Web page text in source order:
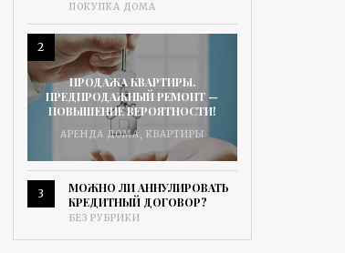
ПОКУПКА ДОМА
2
ПРОДАЖА КВАРТИРЫ.
ПРЕДПРОДАЖНЫЙ РЕМОНТ —
ПОВЫШЕНИЕ ВЕРОЯТНОСТИ!
АРЕНДА ДОМА, КВАРТИРЫ
3
МОЖНО ЛИ АННУЛИРОВАТЬ
КРЕДИТНЫЙ ДОГОВОР?
БЕЗ РУБРИКИ